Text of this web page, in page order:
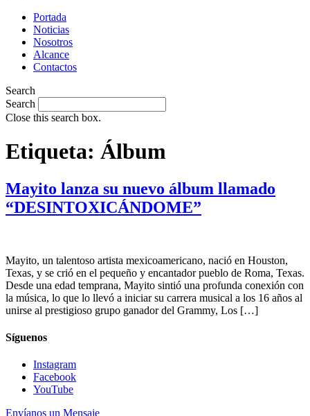
Portada
Noticias
Nosotros
Alcance
Contactos
Search
Search
Close this search box.
Etiqueta: Álbum
Mayito lanza su nuevo álbum llamado
“DESINTOXICÁNDOME”
Mayito, un talentoso artista mexicoamericano, nació en Houston,
Texas, y se crió en el pequeño y encantador pueblo de Roma, Texas.
Desde una edad temprana, Mayito sintió una profunda conexión con
la música, lo que lo llevó a iniciar su carrera musical a los 16 años al
unirse al prestigioso grupo ganador del Grammy, Los […]
Síguenos
Instagram
Facebook
YouTube
Envíanos un Mensaje